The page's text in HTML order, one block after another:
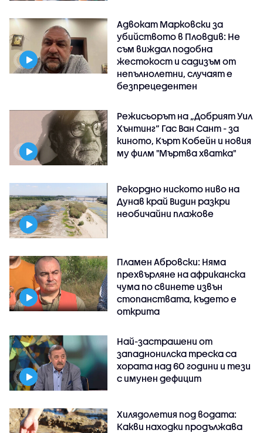
Адвокат Марковски за
убийството в Пловдив: Не
съм виждал подобна
жестокост и садизъм от
непълнолетни, случаят е
безпрецедентен
Режисьорът на „Добрият Уил
Хънтинг“ Гас Ван Сант - за
киното, Кърт Кобейн и новия
му филм "Мъртва хватка"
Рекордно ниското ниво на
Дунав край Видин разкри
необичайни плажове
Пламен Абровски: Няма
прехвърляне на африканска
чума по свинете извън
стопанствата, където е
открита
Най-застрашени от
западнонилска треска са
хората над 60 години и тези
с имунен дефицит
Хилядолетия под водата:
Какви находки продължава